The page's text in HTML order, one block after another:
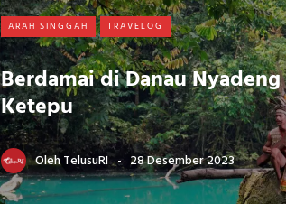
ARAH SINGGAH TRAVELOG
Berdamai di Danau
Ketepu
OlehTelusuRI 28 Desember 2023